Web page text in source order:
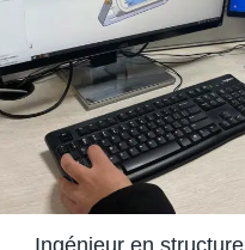
Ingénieur en structure